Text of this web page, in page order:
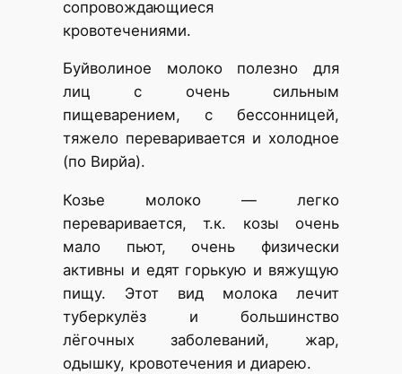
сопровождающиеся
кровотечениями.
Буйволиное молоко полезно для
лиц с очень сильным
пищеварением, с бессонницей,
тяжело переваривается и холодное
(по Вирйа).
Козье молоко — легко
переваривается, т.к. козы очень
мало пьют, очень физически
активны и едят горькую и вяжущую
пищу. Этот вид молока лечит
туберкулёз и большинство
лёгочных заболеваний, жар,
одышку, кровотечения и диарею.